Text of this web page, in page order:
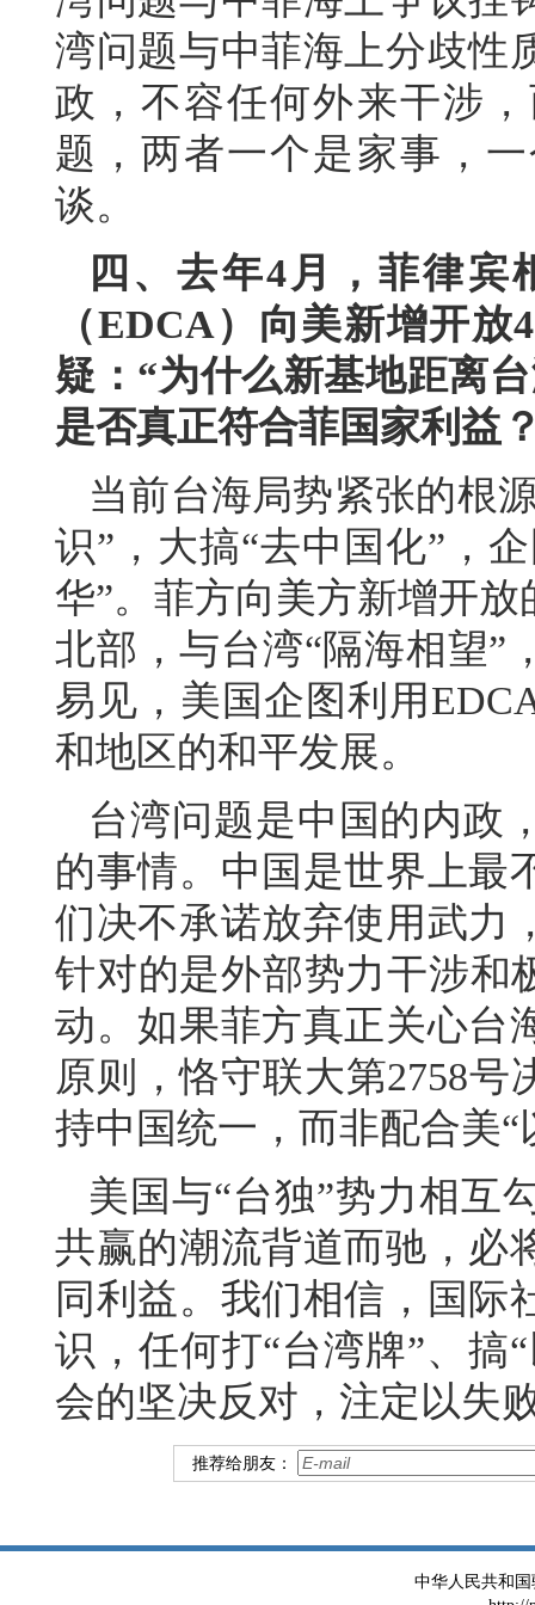
湾问题与中菲海上分歧性
政，不容任何外来干涉
题，两者一个是家事，
谈。
四、去年4月，菲律宾
（EDCA）向美新增开
疑：“为什么新基地距离
是否真正符合菲国家利益
当前台海局势紧张的根
识”，大搞“去中国化”，
华”。菲方向美方新增开
北部，与台湾“隔海相望”
易见，美国企图利用
和地区的和平发展。
台湾问题是中国的内政
的事情。中国是世界上最
们决不承诺放弃使用武力
针对的是外部势力干涉和
动。如果菲方真正关心台
原则，恪守联大第2758号
持中国统一，而非配合美“
美国与“台独”势力相互
共赢的潮流背道而驰，必
同利益。我们相信，国际
识，任何打“台湾牌”、搞
会的坚决反对，注定以失
推荐给朋友：
中华人民共和